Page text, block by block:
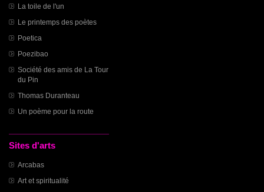
La toile de l'un
Le printemps des poètes
Poetica
Poezibao
Société des amis de La Tour
du Pin
Thomas Duranteau
Un poème pour la route
Sites d'arts
Arcabas
Art et spiritualité